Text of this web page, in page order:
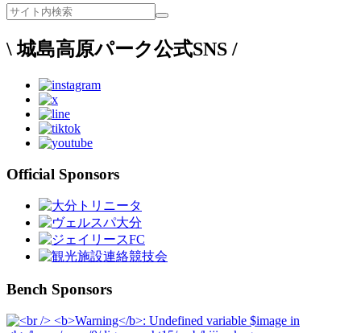
\ 城島高原パーク公式SNS /
Official Sponsors
Bench Sponsors